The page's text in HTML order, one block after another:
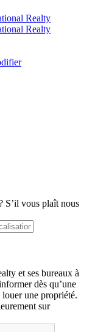
S’il vous plaît nous
et ses bureaux à
dès qu’une
une propriété.
sur